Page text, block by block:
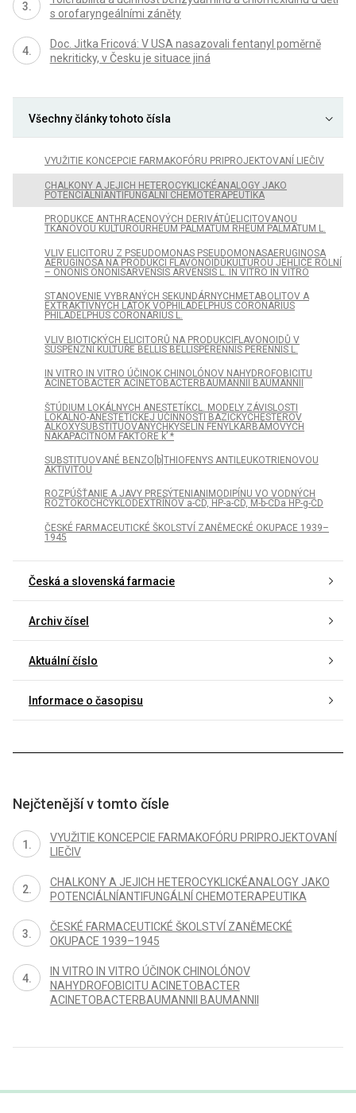
s orofaryngeálními záněty
Doc. Jitka Fricová: V USA nasazovali fentanyl poměrně
nekriticky, v Česku je situace jiná
Všechny články tohoto čísla
VYUŽITIE KONCEPCIE FARMAKOFÓRU PRIPROJEKTOVANÍ LIEČIV
CHALKONY A JEJICH HETEROCYKLICKÉANALOGY JAKO
POTENCIÁLNÍANTIFUNGÁLNÍ CHEMOTERAPEUTIKA
PRODUKCE ANTHRACENOVÝCH DERIVÁTŮELICITOVANOU
TKÁŇOVOU KULTUROURHEUM PALMATUM RHEUM PALMATUM L.
VLIV ELICITORU Z PSEUDOMONAS PSEUDOMONASAERUGINOSA
AERUGINOSA NA PRODUKCI FLAVONOIDŮKULTUROU JEHLICE ROLNÍ
– ONONIS ONONISARVENSIS ARVENSIS L. IN VITRO IN VITRO
STANOVENIE VYBRANÝCH SEKUNDÁRNYCHMETABOLITOV A
EXTRAKTÍVNYCH LÁTOK VOPHILADELPHUS CORONARIUS
PHILADELPHUS CORONARIUS L.
VLIV BIOTICKÝCH ELICITORŮ NA PRODUKCIFLAVONOIDŮ V
SUSPENZNÍ KULTUŘE BELLIS BELLISPERENNIS PERENNIS L.
IN VITRO IN VITRO ÚČINOK CHINOLÓNOV NAHYDROFOBICITU
ACINETOBACTER ACINETOBACTERBAUMANNII BAUMANNII
ŠTÚDIUM LOKÁLNYCH ANESTETÍKCL. MODELY ZÁVISLOSTI
LOKÁLNO-ANESTETICKEJ ÚČINNOSTI BAZICKÝCHESTEROV
ALKOXYSUBSTITUOVANÝCHKYSELÍN FENYLKARBÁMOVÝCH
NAKAPACITNOM FAKTORE k’ *
SUBSTITUOVANÉ BENZO[b]THIOFENYS ANTILEUKOTRIENOVOU
AKTIVITOU
ROZPÚŠŤANIE A JAVY PRESÝTENIANIMODIPÍNU VO VODNÝCH
ROZTOKOCHCYKLODEXTRÍNOV a-CD, HP-a-CD, M-b-CDa HP-g-CD
ČESKÉ FARMACEUTICKÉ ŠKOLSTVÍ ZANĚMECKÉ OKUPACE 1939–
1945
Česká a slovenská farmacie
Archiv čísel
Aktuální číslo
Informace o časopisu
Nejčtenější v tomto čísle
VYUŽITIE KONCEPCIE FARMAKOFÓRU PRIPROJEKTOVANÍ
LIEČIV
CHALKONY A JEJICH HETEROCYKLICKÉANALOGY JAKO
POTENCIÁLNÍANTIFUNGÁLNÍ CHEMOTERAPEUTIKA
ČESKÉ FARMACEUTICKÉ ŠKOLSTVÍ ZANĚMECKÉ
OKUPACE 1939–1945
IN VITRO IN VITRO ÚČINOK CHINOLÓNOV
NAHYDROFOBICITU ACINETOBACTER
ACINETOBACTERBAUMANNII BAUMANNII